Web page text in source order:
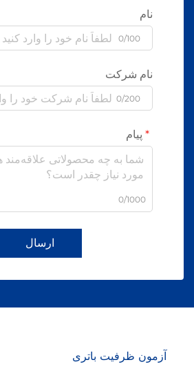
نام
0/100
نام شرکت
0/200
پیام
0/1000
ارسال
آزمون ظرفیت باتری